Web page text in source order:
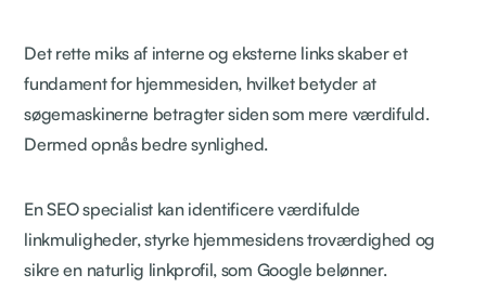
Det rette miks af interne og eksterne links skaber et
fundament for hjemmesiden, hvilket betyder at
søgemaskinerne betragter siden som mere værdifuld.
Dermed opnås bedre synlighed.
En SEO specialist kan identificere værdifulde
linkmuligheder, styrke hjemmesidens troværdighed og
sikre en naturlig linkprofil, som Google belønner.